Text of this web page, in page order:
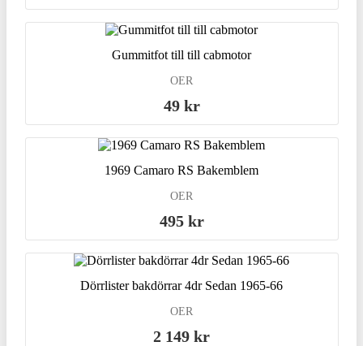
Gummitfot till till cabmotor
OER
49 kr
1969 Camaro RS Bakemblem
OER
495 kr
Dörrlister bakdörrar 4dr Sedan 1965-66
OER
2 149 kr